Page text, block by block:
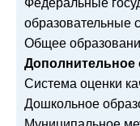
образовательные
Общее
Дополнительное
Система оценки
Дошкольное